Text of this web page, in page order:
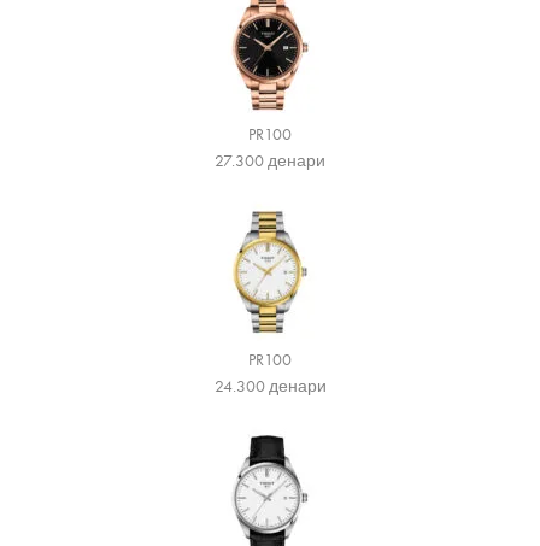
PR100
27.300денари
PR100
24.300денари